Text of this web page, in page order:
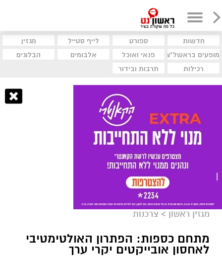
חדשות ספורט לייף סטייל
מגזין
מופעים בראשל"צ
פנאי ואוכל אלבומים
הבלוגים
רכילות
תרבות ובידור
מגזין ראשון > צרכנות
מתחם כספות: הפתרון האולטימטיבי
לאחסון אובייקטים יקרי ערך